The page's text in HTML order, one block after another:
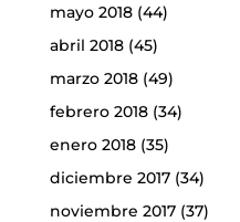
mayo 2018(44)
abril 2018(45)
marzo 2018(49)
febrero 2018(34)
enero 2018(35)
diciembre 2017(34)
noviembre 2017(37)